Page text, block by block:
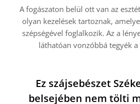
A fogászaton belül ott van az
olyan kezelések tartoznak,
szépségével foglalkozik. Az a
láthatóan vonzóbbá tegyék
Ez szájsebészet
belsejében nem tölti